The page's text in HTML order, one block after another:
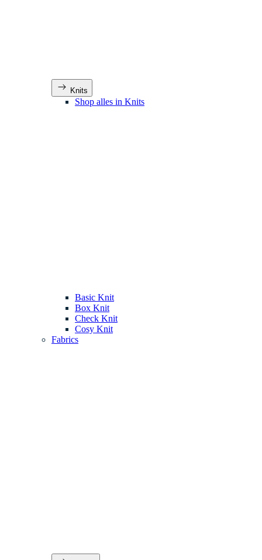
Knits
Shop alles in Knits
Basic Knit
Box Knit
Check Knit
Cosy Knit
Fabrics